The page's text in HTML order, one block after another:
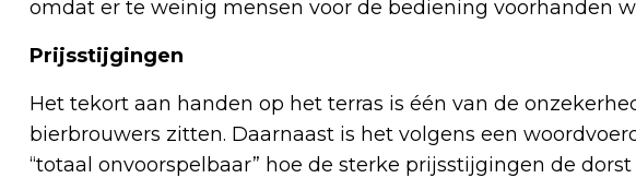
omdat er te weinig mensen voor de bediening voorhanden
Prijsstijgingen
Het tekort aan handen op het terras is één van de
bierbrouwers zitten. Daarnaast is het volgens een
“totaal onvoorspelbaar” hoe de sterke prijsstijgingen de